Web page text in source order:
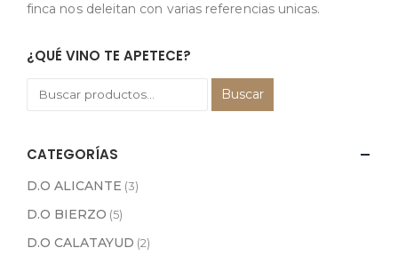
finca nos deleitan con varias referencias unicas.
¿QUÉ VINO TE APETECE?
Buscar
CATEGORÍAS
D.O ALICANTE (3)
D.O BIERZO (5)
D.O CALATAYUD (2)